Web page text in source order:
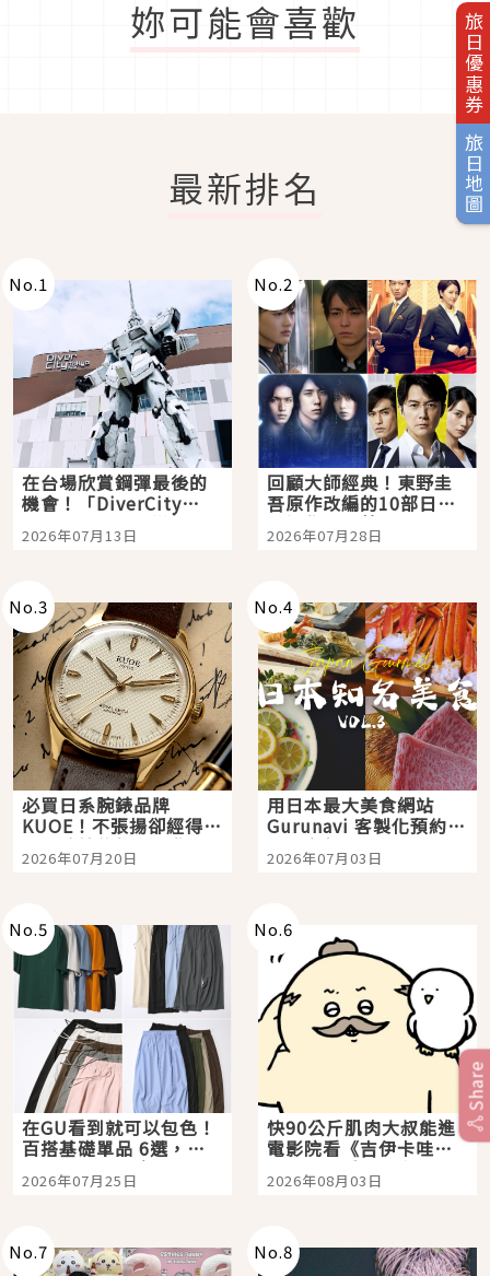
旅日優惠券
旅日地圖
妳可能會喜歡
最新排名
No.1
在台場欣賞鋼彈最後的
機會！「DiverCity
Tokyo Plaza」搭船、
購物、美食及夜景，一
2026年07月13日
No.2
回顧大師經典！東野圭
吾原作改編的10部日本
影視作品推薦
2026年07月28日
No.3
必買日系腕錶品牌
KUOE！不張揚卻經得起
時間洗鍊的經典之作五
選
2026年07月20日
No.4
用日本最大美食網站
Gurunavi 客製化預約九
大都市餐廳，打造專屬
美食體驗！
2026年07月03日
No.5
在GU看到就可以包色！
百搭基礎單品 6選，閉
眼全收也不心疼
2026年07月25日
No.6
快90公斤肌肉大叔能進
電影院看《吉伊卡哇》
嗎？日本重金屬樂團
「打首」會長與nagano
2026年08月03日
No.7 No.8
Share